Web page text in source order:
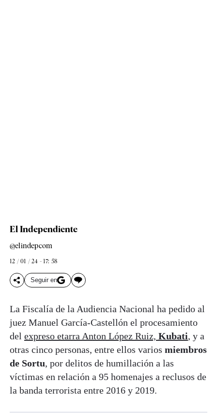
El Independiente
@elindepcom
12 / 01 / 24 - 17: 58
Seguir en
La Fiscalía de la Audiencia Nacional ha pedido al
juez Manuel García-Castellón el procesamiento
del expreso etarra Anton López Ruiz, Kubati, y a
otras cinco personas, entre ellos varios miembros
de Sortu, por delitos de humillación a las
víctimas en relación a 95 homenajes a reclusos de
la banda terrorista entre 2016 y 2019.